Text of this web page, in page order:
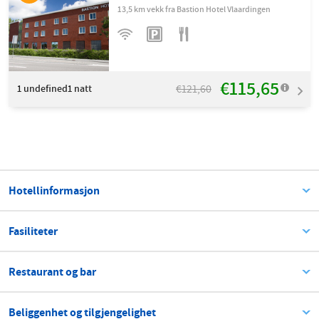
13,5 km vekk fra Bastion Hotel Vlaardingen
1 undefined1 natt €121,60 €115,65
Hotellinformasjon
Fasiliteter
Restaurant og bar
Beliggenhet og tilgjengelighet